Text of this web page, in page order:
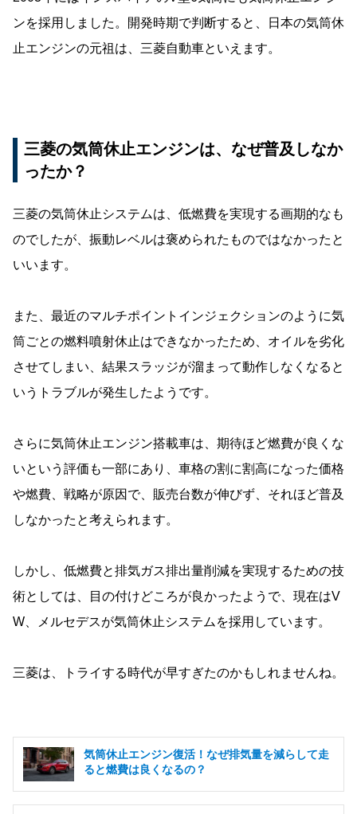
ンを採用しました。開発時期で判断すると、日本の気筒休
止エンジンの元祖は、三菱自動車といえます。
三菱の気筒休止エンジンは、なぜ普及しなか
ったか？
三菱の気筒休止システムは、低燃費を実現する画期的なも
のでしたが、振動レベルは褒められたものではなかったと
いいます。
また、最近のマルチポイントインジェクションのように気
筒ごとの燃料噴射休止はできなかったため、オイルを劣化
させてしまい、結果スラッジが溜まって動作しなくなると
いうトラブルが発生したようです。
さらに気筒休止エンジン搭載車は、期待ほど燃費が良くな
いという評価も一部にあり、車格の割に割高になった価格
や燃費、戦略が原因で、販売台数が伸びず、それほど普及
しなかったと考えられます。
しかし、低燃費と排気ガス排出量削減を実現するための技
術としては、目の付けどころが良かったようで、現在はV
W、メルセデスが気筒休止システムを採用しています。
三菱は、トライする時代が早すぎたのかもしれませんね。
気筒休止エンジン復活！なぜ排気量を減らして走
ると燃費は良くなるの？